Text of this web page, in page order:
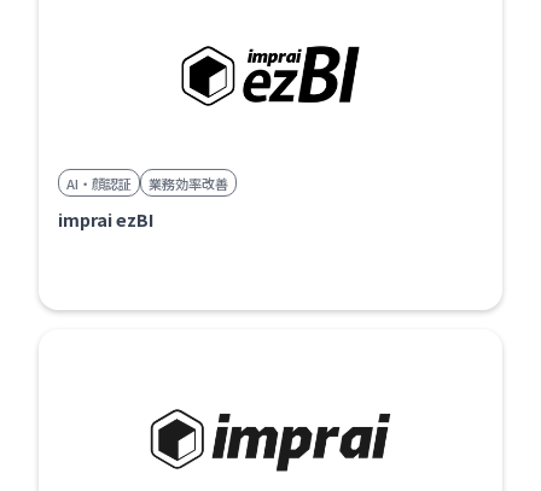
AI・顔認証 業務効率改善
imprai ezBI